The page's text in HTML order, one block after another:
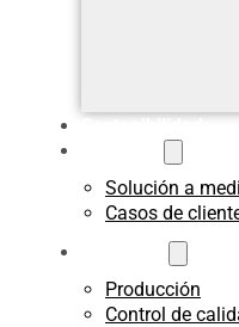
Solución a
Casos de
Producción
Control de